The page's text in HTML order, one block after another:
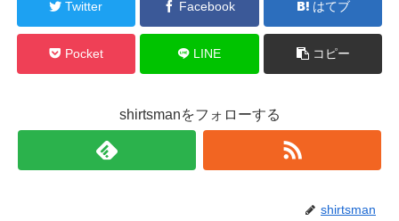
Twitter Facebook はてブ
Pocket LINE コピー
shirtsmanをフォローする
shirtsman